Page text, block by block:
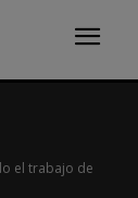
el trabajo de